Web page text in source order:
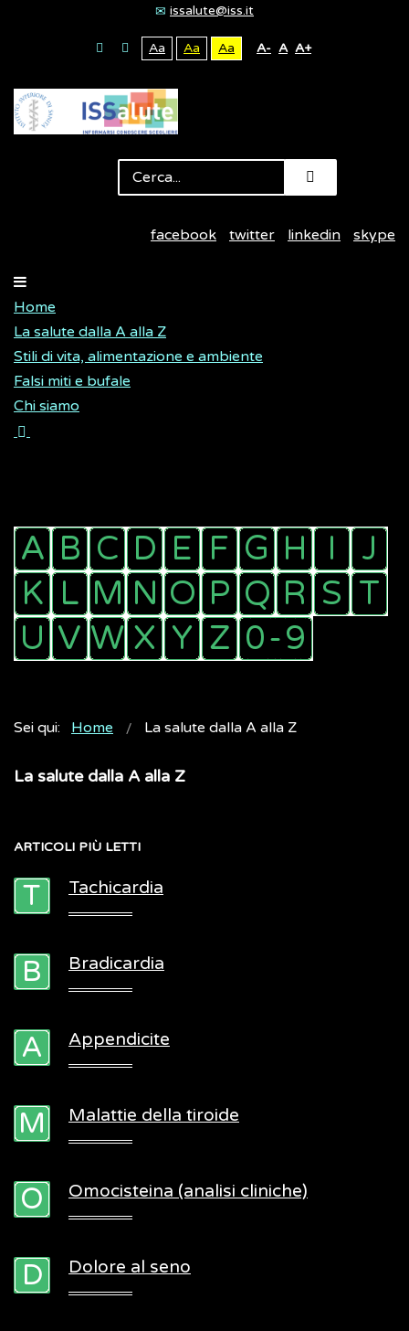
issalute@iss.it
Aa Aa Aa A- A A+
facebook twitter linkedin skype
Home
La salute dalla A alla Z
Stili di vita, alimentazione e ambiente
Falsi miti e bufale
Chi siamo
Sei qui: Home La salute dalla A alla Z
La salute dalla A alla Z
ARTICOLI PIÙ LETTI
Tachicardia
Bradicardia
Appendicite
Malattie della tiroide
Omocisteina (analisi cliniche)
Dolore al seno